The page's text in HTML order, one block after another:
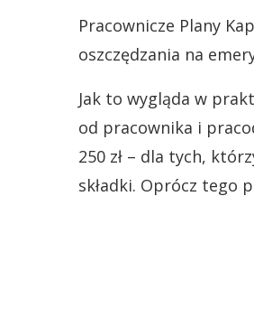
Pracownicze Plany
oszczędzania na
Jak to wygląda w
od pracownika i
250 zł – dla tych,
składki. Oprócz tego